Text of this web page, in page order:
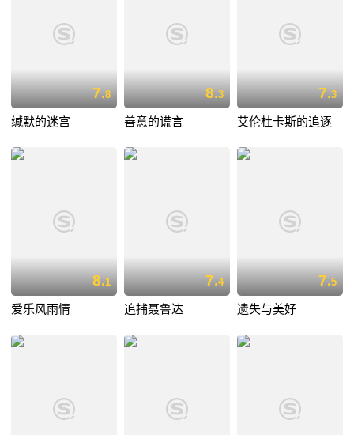
7.8
缄默的迷宫
8.3
善意的谎言
7.3
艾伦杜卡斯的追逐
8.1
爱乐风雨情
7.4
追捕聂鲁达
7.5
遗失与美好